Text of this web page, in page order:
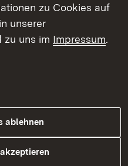
häufig benötigte und
Brücken
Riß und die L 284
zu Cookies auf
unserer
zu uns im Impressum.
ablehnen